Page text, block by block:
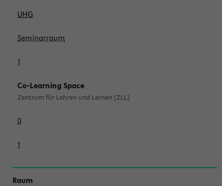
UHG
Seminarraum
1
Co-Learning Space
Zentrum für Lehren und Lernen (ZLL)
0
1